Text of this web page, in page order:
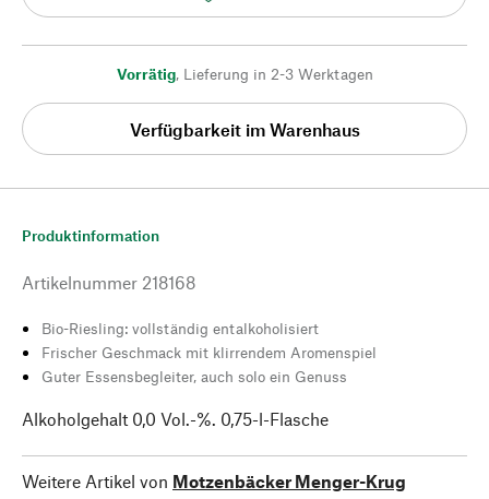
Vorrätig, Lieferung in 2-3 Werktagen
Verfügbarkeit im Warenhaus
Produktinformation
Artikelnummer 218168
Bio-Riesling: vollständig entalkoholisiert
Frischer Geschmack mit klirrendem Aromenspiel
Guter Essensbegleiter, auch solo ein Genuss
Alkoholgehalt 0,0 Vol.-%. 0,75-l-Flasche
Weitere Artikel von Motzenbäcker Menger-Krug